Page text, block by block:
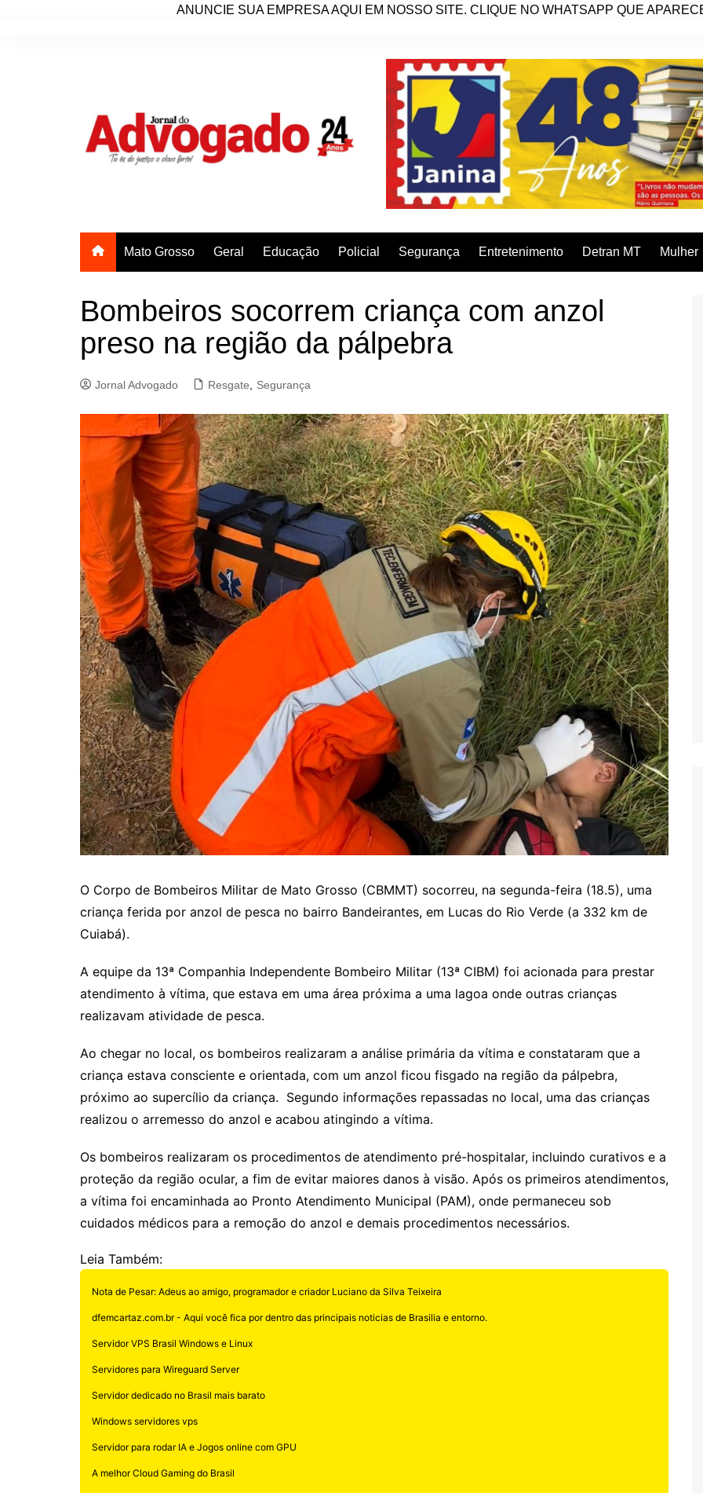
ANUNCIE SUA EMPRESA AQUI EM NOSSO SITE. CLIQUE NO WHATSAPP QUE
Mato Grosso Geral Educação Policial Segurança Entretenimento Detran MT Mulher
Bombeiros socorrem criança com anzol
preso na região da pálpebra
Jornal Advogado Resgate Segurança
O Corpo de Bombeiros Militar de Mato Grosso (CBMMT) socorreu, na segunda-feira (18.5), uma
criança ferida por anzol de pesca no bairro Bandeirantes, em Lucas do Rio Verde (a 332 km de
Cuiabá).
A equipe da 13ª Companhia Independente Bombeiro Militar (13ª CIBM) foi acionada para prestar
atendimento à vítima, que estava em uma área próxima a uma lagoa onde outras crianças
realizavam atividade de pesca.
Ao chegar no local, os bombeiros realizaram a análise primária da vítima e constataram que a
criança estava consciente e orientada, com um anzol ficou fisgado na região da pálpebra,
próximo ao supercílio da criança. Segundo informações repassadas no local, uma das crianças
realizou o arremesso do anzol e acabou atingindo a vítima.
Os bombeiros realizaram os procedimentos de atendimento pré-hospitalar, incluindo curativos e a
proteção da região ocular, a fim de evitar maiores danos à visão. Após os primeiros atendimentos,
a vítima foi encaminhada ao Pronto Atendimento Municipal (PAM), onde permaneceu sob
cuidados médicos para a remoção do anzol e demais procedimentos necessários.
Leia Também:
Nota de Pesar: Adeus ao amigo, programador e criador Luciano da Silva Teixeira
dfemcartaz.com.br - Aqui você fica por dentro das principais noticias de Brasilia e entorno.
Servidor VPS Brasil Windows e Linux
Servidores para Wireguard Server
Servidor dedicado no Brasil mais barato
Windows servidores vps
Servidor para rodar IA e Jogos online com GPU
A melhor Cloud Gaming do Brasil